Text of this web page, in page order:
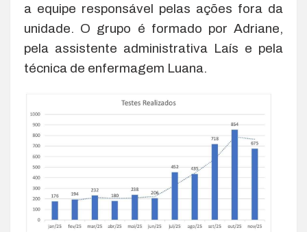
a equipe responsável pelas ações fora da
unidade. O grupo é formado por Adriane,
pela assistente administrativa Laís e pela
técnica de enfermagem Luana.